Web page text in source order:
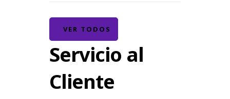
VER TODOS
Servicio al
Cliente